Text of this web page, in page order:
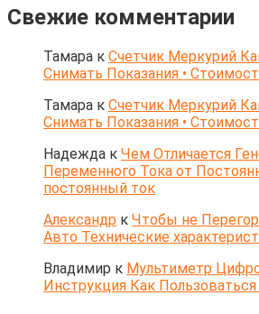
Свежие комментарии
Тамара к Счетчик Меркурий
Снимать Показания •
Тамара к Счетчик Меркурий
Снимать Показания •
Надежда к Чем Отличается
Переменного Тока от
постоянный ток
Александр к Чтобы не
Авто Технические
Владимир к Мультиметр
Инструкция Как